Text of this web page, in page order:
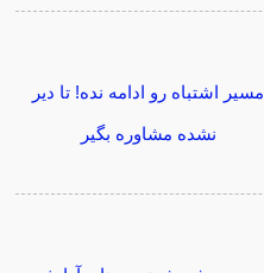
مسیر اشتباه رو ادامه نده! تا دیر
نشده مشاوره بگیر